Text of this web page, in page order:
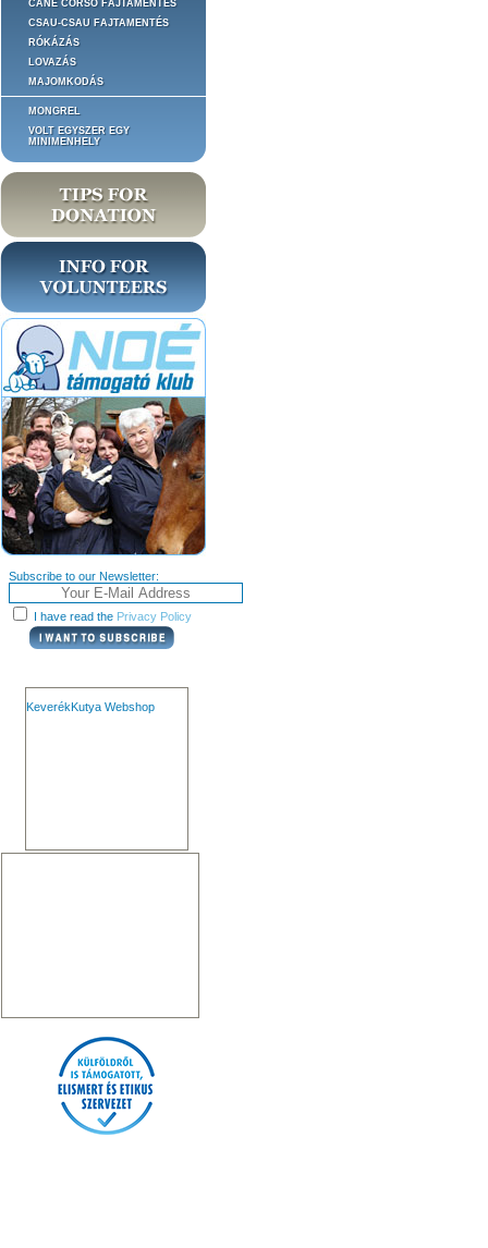
CANE CORSO FAJTAMENTÉS
CSAU-CSAU FAJTAMENTÉS
RÓKÁZÁS
LOVAZÁS
MAJOMKODÁS
MONGREL
VOLT EGYSZER EGY
MINIMENHELY
Subscribe to our Newsletter:
I have read the Privacy Policy
KeverékKutya Webshop